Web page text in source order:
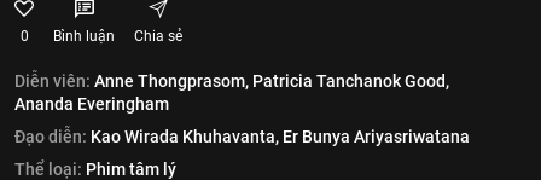
0 Bình luận Chia sẻ
Diễn viên: Anne Thongprasom, Patricia Tanchanok Good,
Ananda Everingham
Đạo diễn: Kao Wirada Khuhavanta, Er Bunya Ariyasriwatana
Thể loại: Phim tâm lý